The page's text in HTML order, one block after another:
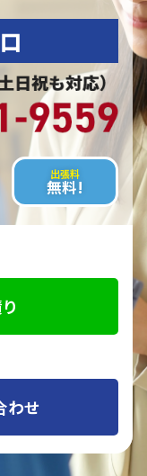
出張料
無料!
わせ